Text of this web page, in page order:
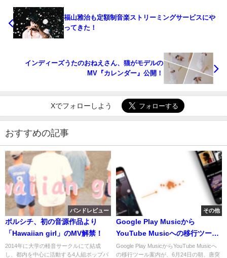
福山雅治も定額制音楽ストリーミングサービスにや
ってきた！
インディーズうたのおねえさん、猫がモデルの
MV『カレンダー』公開！
Xでフォローしよう
おすすめの記事
バンドレビュー
ボルシチ、初の音源作品より
「Hawaiian girl」のMV解禁！
2014年に大学の軽音サークルにて結成
し、都内を中心に活動する4人組ポップバ
その他
Google Play Musicから
YouTube Musicへの移行ツール
案内がきたのでやってみた
Google Play MusicからYouTube Musicへ
の移行ツール案内が、6月24日の朝、唐突